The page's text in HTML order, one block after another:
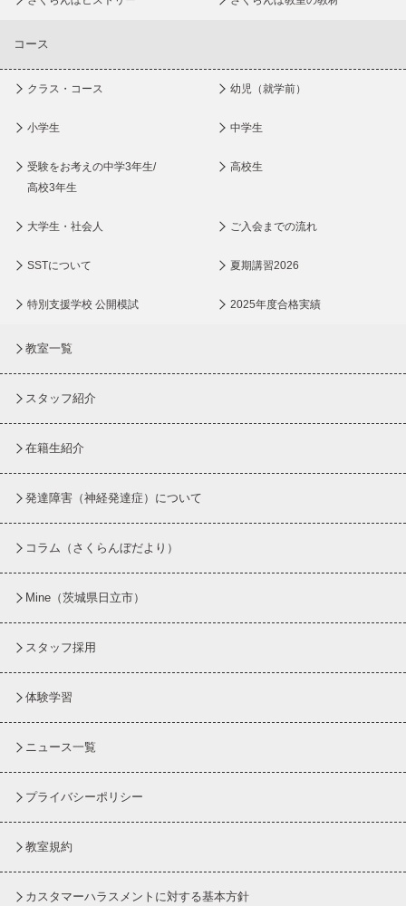
コース
クラス・コース 幼児（就学前）
小学生 中学生
受験をお考えの中学3年生/
高校3年生
高校生
大学生・社会人 ご入会までの流れ
SSTについて 夏期講習2026
特別支援学校 公開模試 2025年度合格実績
教室一覧
スタッフ紹介
在籍生紹介
発達障害（神経発達症）について
コラム （さくらんぼだより）
Mine（茨城県日立市）
スタッフ採用
体験学習
ニュース一覧
プライバシーポリシー
教室規約
カスタマーハラスメントに対する基本方針